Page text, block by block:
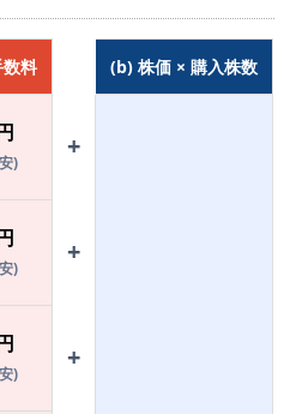
料 (b) 株価 × 購入株数
)
+
)
+
)
+